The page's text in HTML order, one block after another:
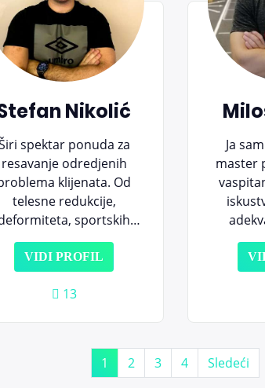
Nikolić
spektar ponuda za
resavanje odredjenih
klijenata. Od
telesne redukcije,
sportskih
fizicke pripreme
Profesionalan i
rad, pristup, kao i
prijatnu atmosferu na
VIDI PROFIL
13
Ja
master
iskustva.
ćete
rešiti se
ujedno i
upala
Vidimo
1 2 3 4 Sledeći